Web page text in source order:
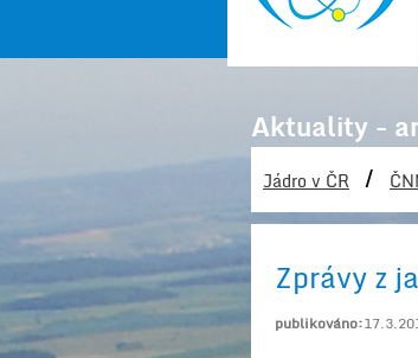
Aktuality -
Jádro v ČR /
Zprávy z
publikováno: